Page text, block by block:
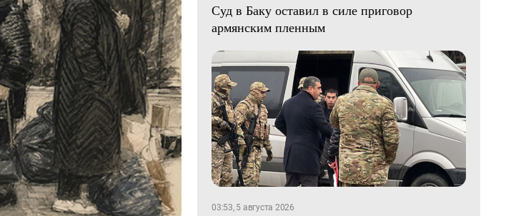
Суд в Баку оставил в силе приговор
армянским пленным
03:53, 5 августа 2026